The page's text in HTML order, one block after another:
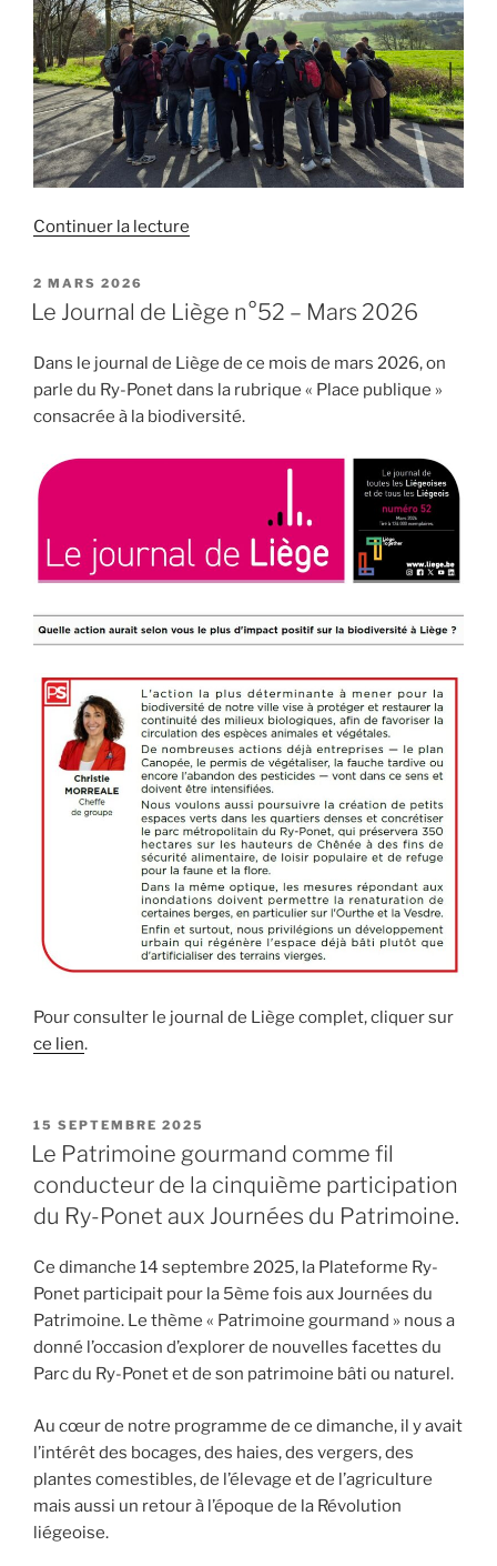
Continuer la lecture
Ponet
centre
de
plusieurs
d’apprentissage
architecture
du
PUBLIÉ
LE
2 MARS 2026
Le Journal de Liège n°52 – Mars 2026
Dans le journal de Liège de ce mois de mars 2026, on
parle du Ry-Ponet dans la rubrique « Place publique »
consacrée à la biodiversité.
Pour consulter le journal de Liège complet, cliquer sur
ce lien.
PUBLIÉ
LE
15 SEPTEMBRE 2025
Le Patrimoine gourmand comme fil
conducteur de la cinquième participation
du Ry-Ponet aux Journées du Patrimoine.
Ce dimanche 14 septembre 2025, la Plateforme Ry-
Ponet participait pour la 5ème fois aux Journées du
Patrimoine. Le thème « Patrimoine gourmand » nous a
donné l’occasion d’explorer de nouvelles facettes du
Parc du Ry-Ponet et de son patrimoine bâti ou naturel.
Au cœur de notre programme de ce dimanche, il y avait
l’intérêt des bocages, des haies, des vergers, des
plantes comestibles, de l’élevage et de l’agriculture
mais aussi un retour à l’époque de la Révolution
liégeoise.